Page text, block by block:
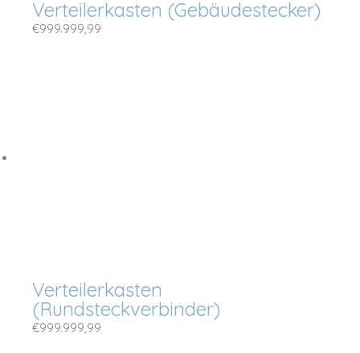
Verteilerkasten (Gebäudestecker)
€999.999,99
Verteilerkasten
(Rundsteckverbinder)
€999.999,99